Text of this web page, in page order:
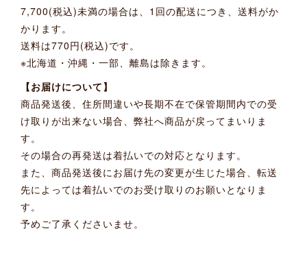
7,700(税込)未満の場合は、1回の配送につき、送料がか
かります。
送料は770円(税込)です。
※北海道・沖縄・一部、離島は除きます。
【お届けについて】
商品発送後、住所間違いや長期不在で保管期間内での受
け取りが出来ない場合、弊社へ商品が戻ってまいりま
す。
その場合の再発送は着払いでの対応となります。
また、商品発送後にお届け先の変更が生じた場合、転送
先によっては着払いでのお受け取りのお願いとなりま
す。
予めご了承くださいませ。